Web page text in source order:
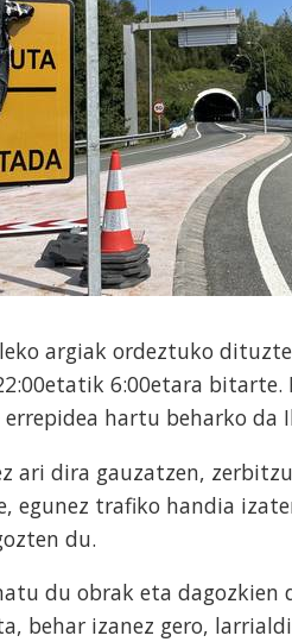
argiak ordeztuko
6:00etara bitarte.
errepidea hartu beharko
ari dira gauzatzen,
egunez trafiko handia
du.
du obrak eta dagozkien
behar izanez gero,